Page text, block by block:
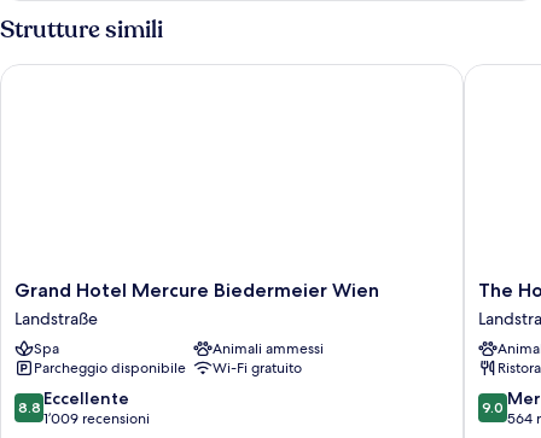
singoli
letto
matrimoniale
2
Strutture simili
Grand
Hotel
Mercure
Biedermeier
Wien
Landstraße
Grand Hotel Mercure Biedermeier Wien
Landstraße
Spa
Animali ammessi
Parcheggio disponibile
Wi-Fi gratuito
8.8
su
8.8 Eccellente
1’009 recensioni
Grand Hotel Mercure Biedermeier Wien
The
Hoxton,
Vienna
The
9.0
su
9.0
564
The